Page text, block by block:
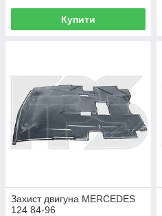
Купити
Захист двигуна MERCEDES
124 84-96